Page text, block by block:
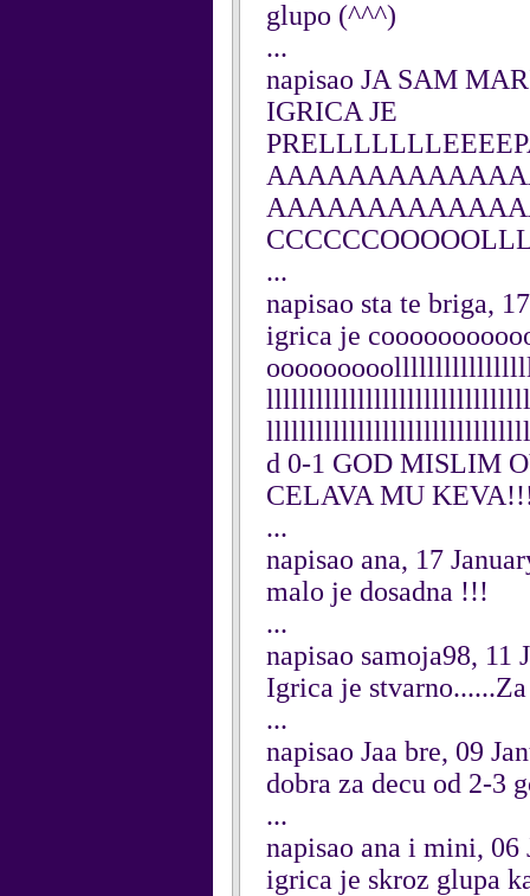
glupo (^^^)
...
napisao JA SAM
IGRICA JE
...
napisao sta te briga,
igrica je
d 0-1 GOD MISLIM
CELAVA MU
...
napisao ana, 17
malo je dosadna !!!
...
napisao samoja98, 11
Igrica je
...
napisao Jaa bre, 09
dobra za decu od 2-3
...
napisao ana i mini, 06
igrica je skroz glupa